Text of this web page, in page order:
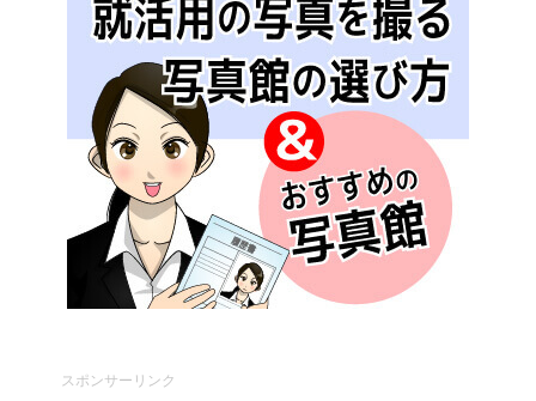
スポンサーリンク